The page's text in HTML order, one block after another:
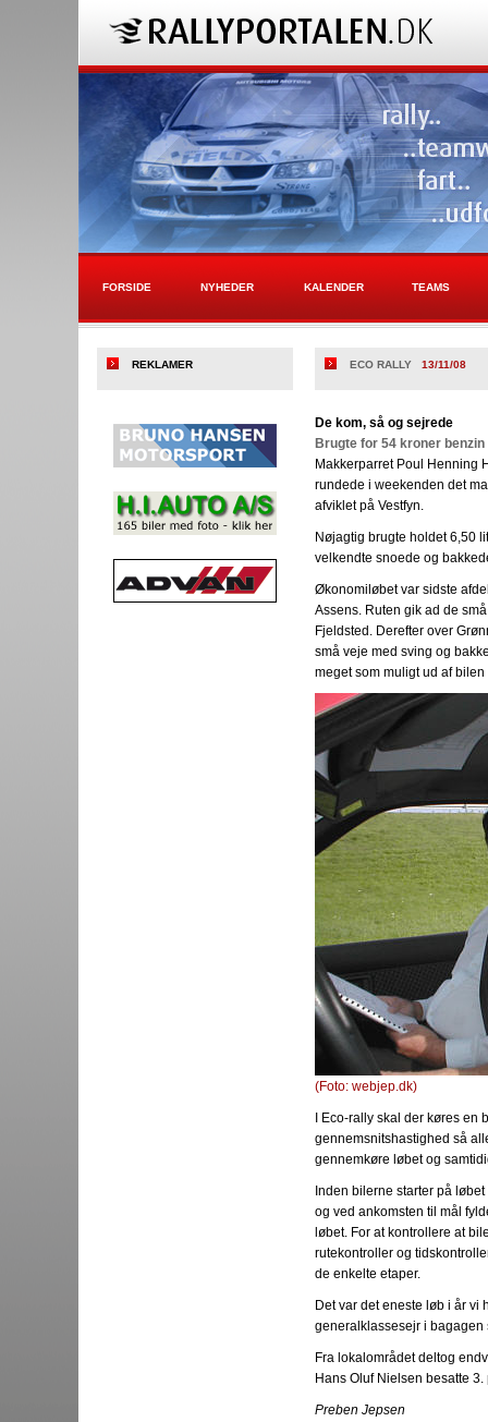
FORSIDE NYHEDER KALENDER TEAMS
ECO RALLY 13/11/08
De kom, så og sejrede
Brugte for 54 kroner
Makkerparret Poul Henning
rundede i weekenden det
afviklet på Vestfyn.
Nøjagtig brugte holdet 6,50
velkendte snoede og
Økonomiløbet var sidste
Assens. Ruten gik ad de
Fjeldsted. Derefter over
små veje med sving og
meget som muligt ud af
(Foto: webjep.dk)
I Eco-rally skal der køres en
gennemsnitshastighed så
gennemkøre løbet og
Inden bilerne starter på
og ved ankomsten til mål
løbet. For at kontrollere at
rutekontroller og
de enkelte etaper.
Det var det eneste løb i år vi
generalklassesejr i bagagen
Fra lokalområdet deltog
Hans Oluf Nielsen besatte 3.
Preben Jepsen
REKLAMER